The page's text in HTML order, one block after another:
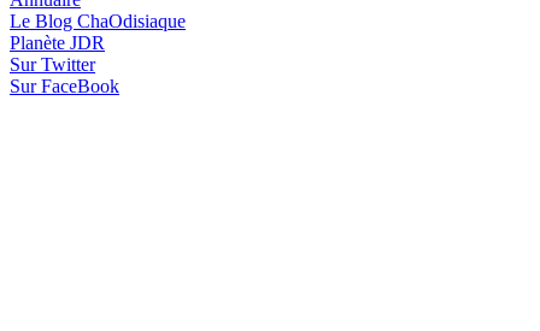
Le Blog ChaOdisiaque
Planète JDR
Sur Twitter
Sur FaceBook